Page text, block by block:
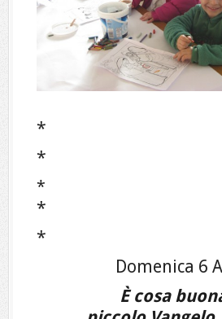
*
*
*
*
*
Domenica 6
È cosa